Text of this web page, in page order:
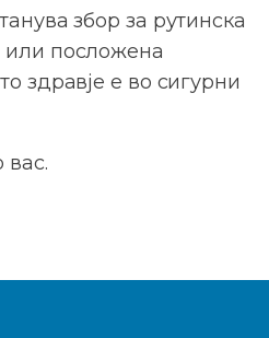
збор за рутинска
или посложена
здравје е во сигурни
вас.